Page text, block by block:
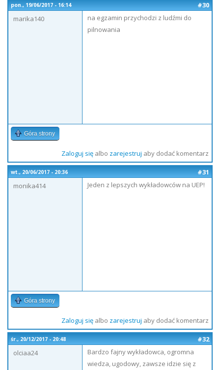
pon., 19/06/2017 - 16:14
#30
marika140
na egzamin przychodzi z ludźmi do
pilnowania
Góra strony
Zaloguj sięalbo zarejestruj aby dodać komentarz
wt., 20/06/2017 - 20:36
#31
monika414
Jeden z lepszych wykładowców na UEP!
Góra strony
Zaloguj sięalbo zarejestruj aby dodać komentarz
śr., 20/12/2017 - 20:48
#32
olciaa24
Bardzo fajny wykładowca, ogromna
wiedza, ugodowy, zawsze idzie się z